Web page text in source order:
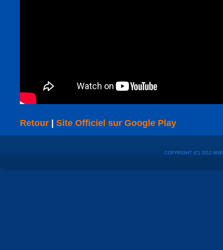
Retour Site Officiel sur Google Play
COPYRIGHT (C) 2012